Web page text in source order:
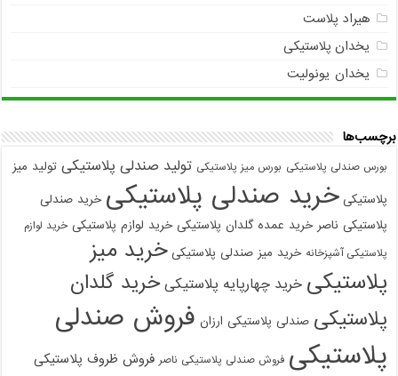
هیراد پلاست
یخدان پلاستیکی
یخدان یونولیت
برچسب‌ها
بورس صندلی پلاستیکی بورس میز پلاستیکی تولید صندلی پلاستیکی تولید میز
پلاستیکی خرید صندلی پلاستیکی خرید صندلی
پلاستیکی ناصر خرید عمده گلدان پلاستیکی خرید لوازم پلاستیکی خرید لوازم
پلاستیکی آشپزخانه خرید میز صندلی پلاستیکی خرید میز
پلاستیکی خرید چهارپایه پلاستیکی خرید گلدان
پلاستیکی صندلی پلاستیکی ارزان فروش صندلی
پلاستیکی فروش صندلی پلاستیکی ناصر فروش ظروف پلاستیکی